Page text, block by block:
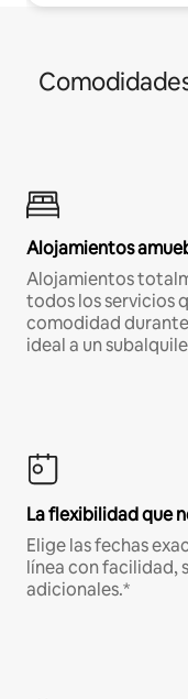
Alojamientos
Alojamientos
todos los servicios
comodidad durante
ideal a un
La flexibilidad que
Elige las fechas
línea con facilidad,
adicionales.*